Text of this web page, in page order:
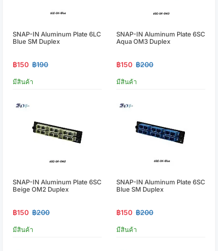
SNAP-IN Aluminum Plate 6LC
Blue SM Duplex
฿150 ฿190
มีสินค้า
SNAP-IN Aluminum Plate 6SC
Aqua OM3 Duplex
฿150 ฿200
มีสินค้า
SNAP-IN Aluminum Plate 6SC
Beige OM2 Duplex
฿150 ฿200
มีสินค้า
SNAP-IN Aluminum Plate 6SC
Blue SM Duplex
฿150 ฿200
มีสินค้า